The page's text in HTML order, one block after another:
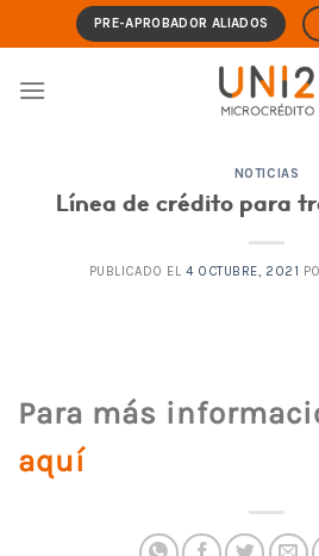
to
PRE-APROBADOR ALIADOS
NOTICIAS
Línea de crédito para
PUBLICADO EL 4 OCTUBRE, 2021
Para más
aquí